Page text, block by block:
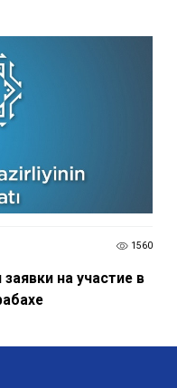
1560
на участие в